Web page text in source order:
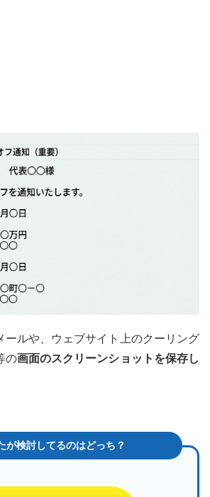
ールや、ウェブサイト上のクーリング
の画面のスクリーンショットを保存し